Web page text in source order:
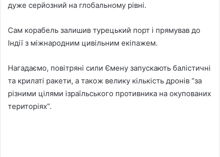
дуже серйозний на глобальному рівні.
Сам корабель залишив турецький порт і прямував до
Індії з міжнародним цивільним екіпажем.
Нагадаємо, повітряні сили Ємену запускають балістичні
та крилаті ракети, а також велику кількість дронів “за
різними цілями ізраїльського противника на окупованих
територіях”.